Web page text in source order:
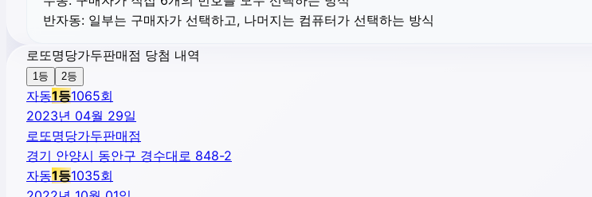
반자동: 일부는 구매자가 선택하고, 나머지는 컴퓨터가 선택하는 방식
로또명당가두판매점 당첨 내역
1등 2등
자동1등1065회
2023년 04월 29일
로또명당가두판매점
경기 안양시 동안구 경수대로 848-2
자동1등1035회